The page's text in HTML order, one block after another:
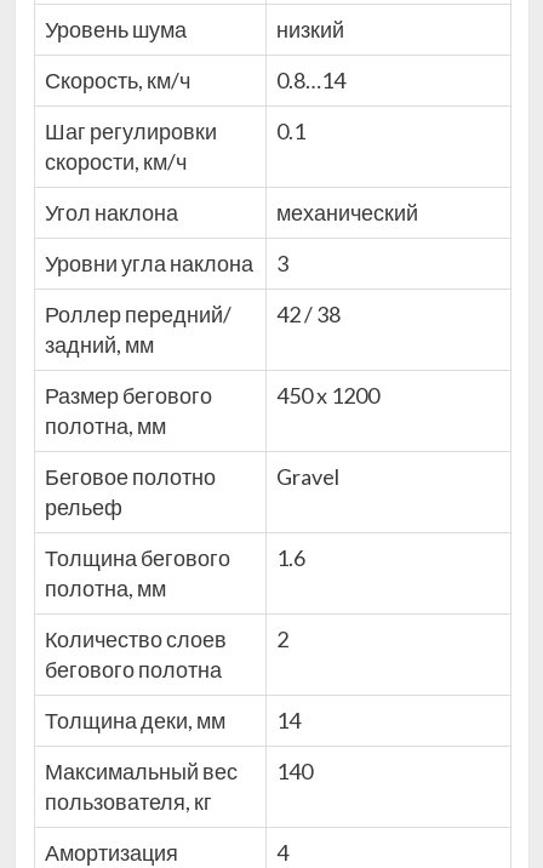
Уровень шума
низкий
Скорость, км/ч
0.8…14
Шаг регулировки
скорости, км/ч
0.1
Угол наклона
механический
Уровни угла наклона
3
Роллер передний/
задний, мм
42 / 38
Размер бегового
полотна, мм
450 x 1200
Беговое полотно
рельеф
Gravel
Толщина бегового
полотна, мм
1.6
Количество слоев
бегового полотна
2
Толщина деки, мм
14
Максимальный вес
пользователя, кг
140
Амортизация
4